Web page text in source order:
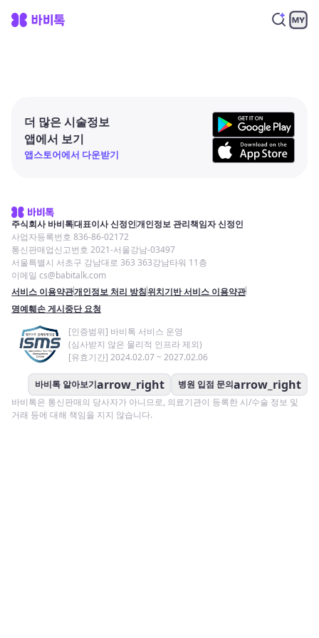
더 많은 시술정보
앱에서 보기
앱스토어에서 다운받기
주식회사 바비톡대표이사 신정인개인정보 관리책임자 신정인
사업자등록번호 836-86-02172
통신판매업신고번호 2021-서울강남-03497
서울특별시 서초구 강남대로 363 363강남타워 11층
이메일 cs@babitalk.com
서비스 이용약관개인정보 처리 방침위치기반 서비스 이용약관
명예훼손 게시중단 요청
[인증범위] 바비톡 서비스 운영
(심사받지 않은 물리적 인프라 제외)
[유효기간] 2024.02.07 ~ 2027.02.06
바비톡 알아보기arrow_right 병원 입점 문의arrow_right
바비톡은 통신판매의 당사자가 아니므로, 의료기관이 등록한 시/수술 정보 및
거래 등에 대해 책임을 지지 않습니다.